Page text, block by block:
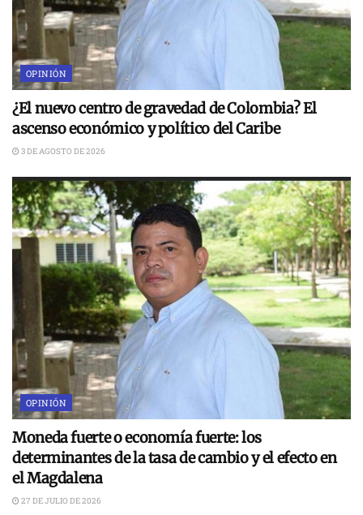
OPINIÓN
¿El nuevo centro de gravedad de Colombia? El
ascenso económico y político del Caribe
3 DE AGOSTO DE 2026
OPINIÓN
Moneda fuerte o economía fuerte: los
determinantes de la tasa de cambio y el efecto en
el Magdalena
27 DE JULIO DE 2026